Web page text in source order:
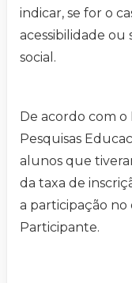
indicar, se for o
acessibilidade
social.
De acordo com
Pesquisas
alunos que
da taxa de
a participação no
Participante.